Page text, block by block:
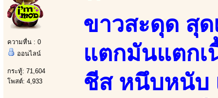
ความหื่น : 0
ออนไลน์
กระทู้: 71,604
โพสต์: 4,933
ขาวสะดุด สุด
แตกมันแตกเ
ชีส หนึบหนับ